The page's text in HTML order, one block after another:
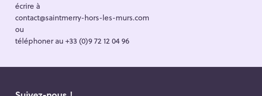
écrire à
contact@saintmerry-hors-les-murs.com
ou
téléphoner au +33 (0)9 72 12 04 96